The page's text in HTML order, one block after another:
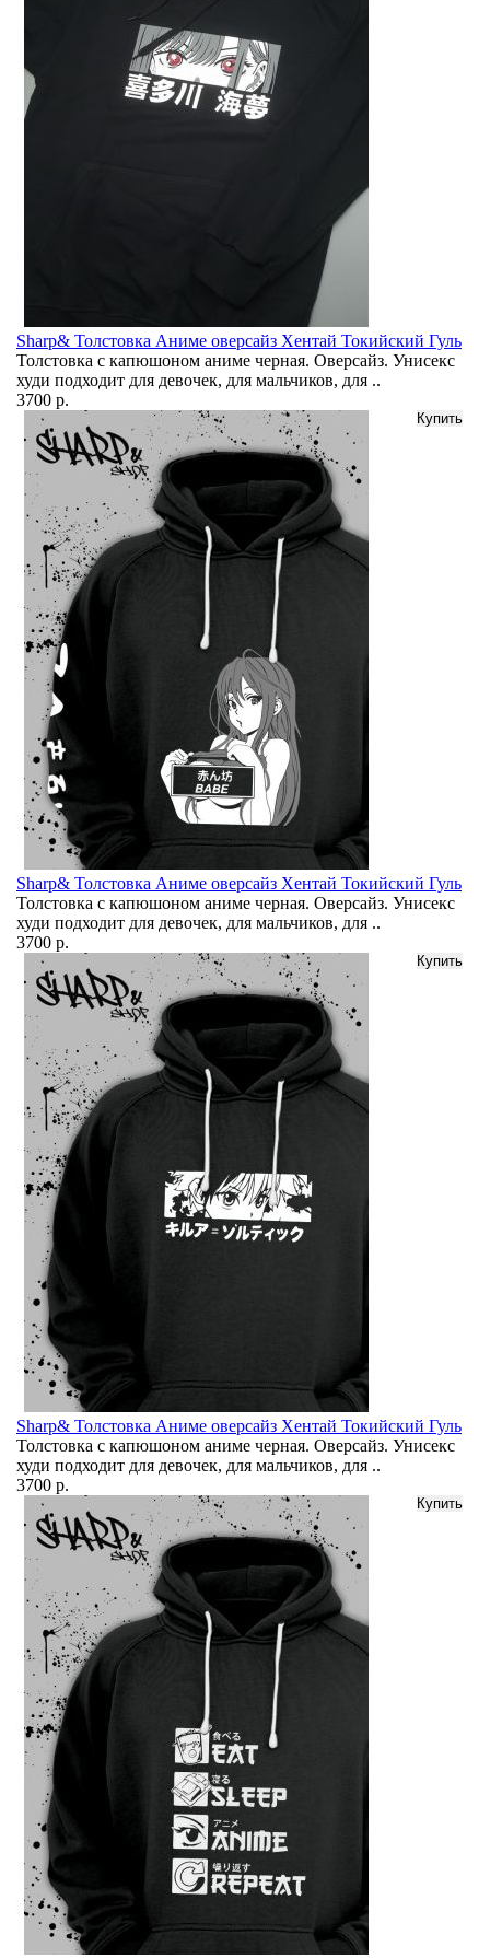
Sharp& Толстовка Аниме оверсайз Хентай Токийский Гуль
Толстовка с капюшоном аниме черная. Оверсайз. Унисекс
худи подходит для девочек, для мальчиков, для ..
3700 р.
Sharp& Толстовка Аниме оверсайз Хентай Токийский Гуль
Толстовка с капюшоном аниме черная. Оверсайз. Унисекс
худи подходит для девочек, для мальчиков, для ..
3700 р.
Sharp& Толстовка Аниме оверсайз Хентай Токийский Гуль
Толстовка с капюшоном аниме черная. Оверсайз. Унисекс
худи подходит для девочек, для мальчиков, для ..
3700 р.